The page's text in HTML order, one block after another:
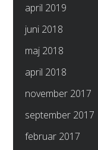
april 2019
juni 2018
maj 2018
april 2018
november 2017
september 2017
februar 2017